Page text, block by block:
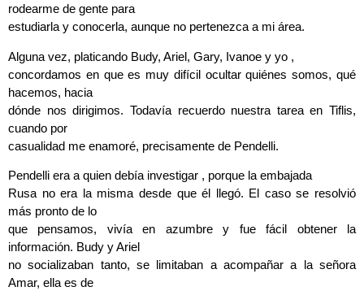
rodearme de gente para
estudiarla y conocerla, aunque no pertenezca a mi área.
Alguna vez, platicando Budy, Ariel, Gary, Ivanoe y yo ,
concordamos en que es muy difícil ocultar quiénes somos, qué
hacemos, hacia
dónde nos dirigimos. Todavía recuerdo nuestra tarea en Tiflis,
cuando por
casualidad me enamoré, precisamente de Pendelli.
Pendelli era a quien debía investigar , porque la embajada
Rusa no era la misma desde que él llegó. El caso se resolvió
más pronto de lo
que pensamos, vivía en azumbre y fue fácil obtener la
información. Budy y Ariel
no socializaban tanto, se limitaban a acompañar a la señora
Amar, ella es de